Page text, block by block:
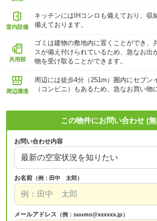
室内設備
キッチンにはIHコンロも備えており、収
備えております。
共用部
ゴミは建物の敷地内に置くことができ、
スが備え付けられているため、急なお出
物を受け取ることができます。
周辺環境
周辺には徒歩4分（251m）圏内にセブン
（コンビニ）もあるため、急なお買い物
この物件にお問い合わせ (
お問い合わせ内容
お名前 （例：田中 太郎）
メールアドレス （例：suumo@xxxxxx.jp）